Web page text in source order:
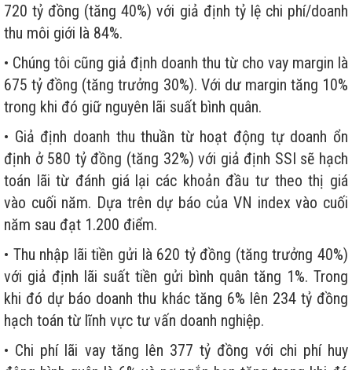
720 tỷ đồng (tăng 40%) với giả định tỷ lệ chi phí/doanh
thu môi giới là 84%.
• Chúng tôi cũng giả định doanh thu từ cho vay margin là
675 tỷ đồng (tăng trưởng 30%). Với dư margin tăng 10%
trong khi đó giữ nguyên lãi suất bình quân.
• Giả định doanh thu thuần từ hoạt động tự doanh ổn
định ở 580 tỷ đồng (tăng 32%) với giả định SSI sẽ hạch
toán lãi từ đánh giá lại các khoản đầu tư theo thị giá
vào cuối năm. Dựa trên dự báo của VN index vào cuối
năm sau đạt 1.200 điểm.
• Thu nhập lãi tiền gửi là 620 tỷ đồng (tăng trưởng 40%)
với giả định lãi suất tiền gửi bình quân tăng 1%. Trong
khi đó dự báo doanh thu khác tăng 6% lên 234 tỷ đồng
hạch toán từ lĩnh vực tư vấn doanh nghiệp.
• Chi phí lãi vay tăng lên 377 tỷ đồng với chi phí huy